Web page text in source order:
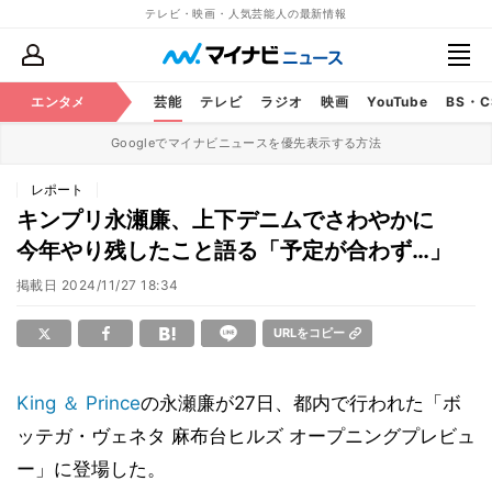
テレビ・映画・人気芸能人の最新情報
エンタメ 芸能 テレビ ラジオ 映画 YouTube BS・
Googleでマイナビニュースを優先表示する方法
レポート
キンプリ永瀬廉、上下デニムでさわやかに
今年やり残したこと語る「予定が合わず…」
掲載日 2024/11/27 18:34
URLをコピー
King ＆ Princeの永瀬廉が27日、都内で行われた「ボ
ッテガ・ヴェネタ 麻布台ヒルズ オープニングプレビュ
ー」に登場した。